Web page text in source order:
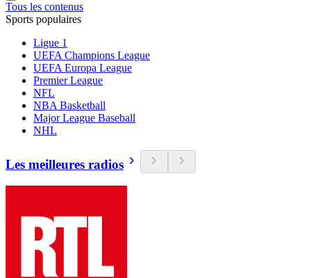
Tous les contenus
Sports populaires
Ligue 1
UEFA Champions League
UEFA Europa League
Premier League
NFL
NBA Basketball
Major League Baseball
NHL
Les meilleures radios